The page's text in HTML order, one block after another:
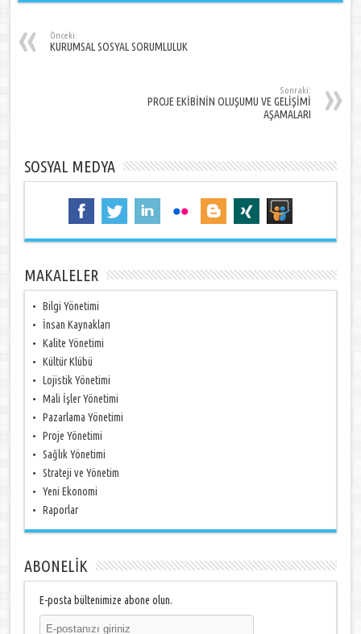
Önceki:
KURUMSAL SOSYAL SORUMLULUK
Sonraki:
PROJE EKİBİNİN OLUŞUMU VE GELİŞİMİ
AŞAMALARI
SOSYAL MEDYA
MAKALELER
Bilgi Yönetimi
İnsan Kaynakları
Kalite Yönetimi
Kültür Klübü
Lojistik Yönetimi
Mali İşler Yönetimi
Pazarlama Yönetimi
Proje Yönetimi
Sağlık Yönetimi
Strateji ve Yönetim
Yeni Ekonomi
Raporlar
ABONELİK
E-posta bültenimize abone olun.